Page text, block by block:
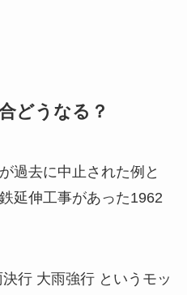
どうなる？
過去に中止された例と
延伸工事があった1962
決行 大雨強行というモッ